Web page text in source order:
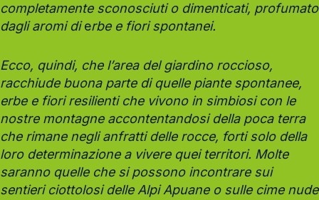
completamente sconosciuti o dimenticati, profumato
dagli aromi dierbe e fiori spontanei.
Ecco, quindi, che l’area del giardino roccioso,
racchiude buona parte di quelle piante spontanee,
erbe e fiori resilienti che vivono in simbiosi con le
nostre montagne accontentandosi della poca terra
che rimane negli anfratti delle rocce, forti solo della
loro determinazione a vivere quei territori. Molte
saranno quelle che si possono incontrare sui
sentieri ciottolosi delle Alpi Apuane o sulle cime nude